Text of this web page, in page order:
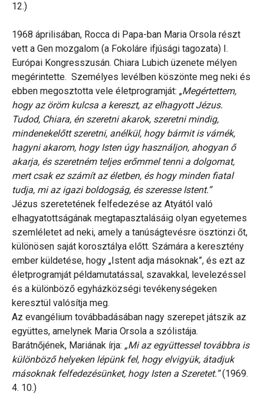
12.)
1968 áprilisában, Rocca di Papa-ban Maria Orsola részt
vett a Gen mozgalom (a Fokoláre ifjúsági tagozata) I.
Európai Kongresszusán. Chiara Lubich üzenete mélyen
megérintette. Személyes levélben köszönte meg neki és
ebben megosztotta vele életprogramját: „Megértettem,
hogy az öröm kulcsa a kereszt, az elhagyott Jézus.
Tudod, Chiara, én szeretni akarok, szeretni mindig,
mindenekelőtt szeretni, anélkül, hogy bármit is várnék,
hagyni akarom, hogy Isten úgy használjon, ahogyan ő
akarja, és szeretném teljes erőmmel tenni a dolgomat,
mert csak ez számít az életben, és hogy minden fiatal
tudja, mi az igazi boldogság, és szeresse Istent.”
Jézus szeretetének felfedezése az Atyától való
elhagyatottságának megtapasztalásáig olyan egyetemes
szemléletet ad neki, amely a tanúságtevésre ösztönzi őt,
különösen saját korosztálya előtt. Számára a keresztény
ember küldetése, hogy „Istent adja másoknak”, és ezt az
életprogramját példamutatással, szavakkal, levelezéssel
és a különböző egyházközségi tevékenységeken
keresztül valósítja meg.
Az evangélium továbbadásában nagy szerepet játszik az
együttes, amelynek Maria Orsola a szólistája.
Barátnőjének, Mariának írja: „Mi az együttessel továbbra is
különböző helyeken lépünk fel, hogy elvigyük, átadjuk
másoknak felfedezésünket, hogy Isten a Szeretet.”(1969.
4. 10.)